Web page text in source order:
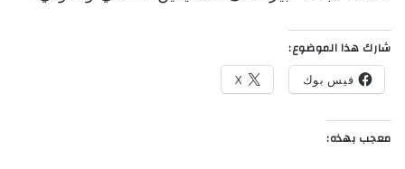
شارك هذا الموضوع:
فيس بوك X
معجب بهذه: